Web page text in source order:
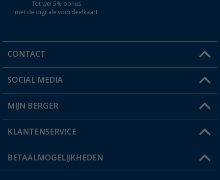
Tot wel 5% bonus
met de digitale voordeelkaart
CONTACT
Een vraag?
Winkel vinden
SOCIAL MEDIA
MIJN BERGER
Mijn account
Status bestelling
KLANTENSERVICE
FAQ & Contact
BETAALMOGELIJKHEDEN